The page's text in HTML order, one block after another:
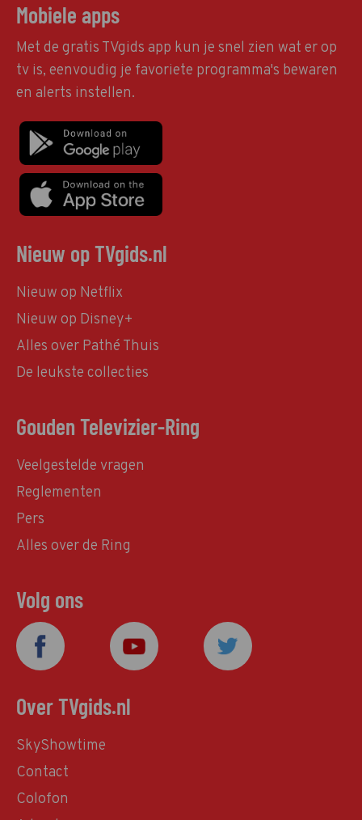
Mobiele apps
Met de gratis TVgids app kun je snel zien wat er op
tv is, eenvoudig je favoriete programma's bewaren
en alerts instellen.
Nieuw op TVgids.nl
Nieuw op Netflix
Nieuw op Disney+
Alles over Pathé Thuis
De leukste collecties
Gouden Televizier-Ring
Veelgestelde vragen
Reglementen
Pers
Alles over de Ring
Volg ons
Over TVgids.nl
SkyShowtime
Contact
Colofon